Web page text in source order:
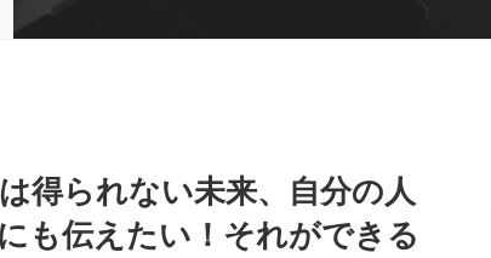
得られない未来、自分の人
も伝えたい！それができる